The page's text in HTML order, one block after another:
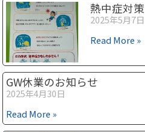
熱中症対策
2025年5月7日
Read More »
GW休業のお知らせ
2025年4月30日
Read More »